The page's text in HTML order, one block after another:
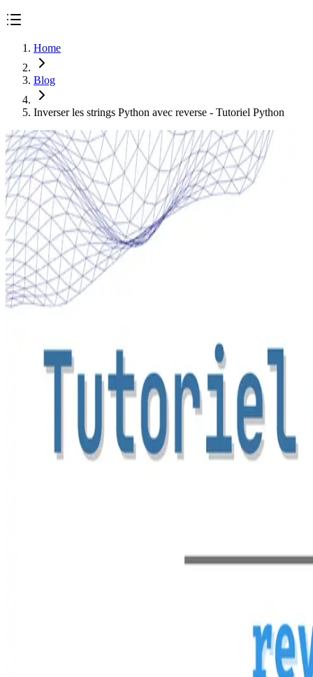
Home
Blog
Inverser les strings Python avec reverse - Tutoriel Python